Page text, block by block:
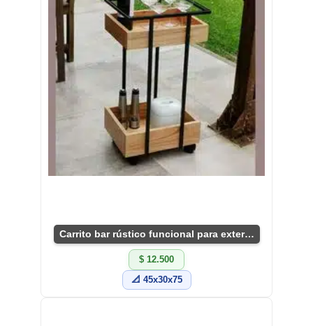
Carrito bar rústico funcional para exteriores
$ 12.500
📐 45x30x75